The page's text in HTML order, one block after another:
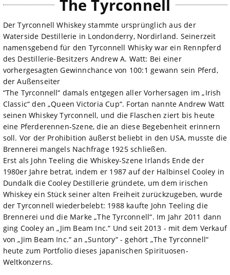
The Tyrconnell
Der Tyrconnell Whiskey stammte ursprünglich aus der
Waterside Destillerie in Londonderry, Nordirland. Seinerzeit
namensgebend für den Tyrconnell Whisky war ein Rennpferd
des Destillerie-Besitzers Andrew A. Watt: Bei einer
vorhergesagten Gewinnchance von 100:1 gewann sein Pferd,
der Außenseiter
“The Tyrconnell“ damals entgegen aller Vorhersagen im „Irish
Classic“ den „Queen Victoria Cup“. Fortan nannte Andrew Watt
seinen Whiskey Tyrconnell, und die Flaschen ziert bis heute
eine Pferderennen-Szene, die an diese Begebenheit erinnern
soll. Vor der Prohibition äußerst beliebt in den USA, musste die
Brennerei mangels Nachfrage 1925 schließen.
Erst als John Teeling die Whiskey-Szene Irlands Ende der
1980er Jahre betrat, indem er 1987 auf der Halbinsel Cooley in
Dundalk die Cooley Destillerie gründete, um dem irischen
Whiskey ein Stück seiner alten Freiheit zurückzugeben, wurde
der Tyrconnell wiederbelebt: 1988 kaufte John Teeling die
Brennerei und die Marke „The Tyrconnell“. Im Jahr 2011 dann
ging Cooley an „Jim Beam Inc.“ Und seit 2013 - mit dem Verkauf
von „Jim Beam Inc.“ an „Suntory“ - gehört „The Tyrconnell“
heute zum Portfolio dieses japanischen Spirituosen-
Weltkonzerns.